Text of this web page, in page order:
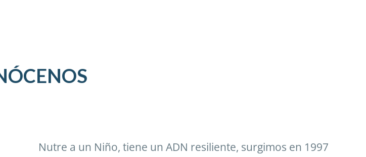
Nutre a un Niño, tiene un ADN resiliente, surgimos en 1997